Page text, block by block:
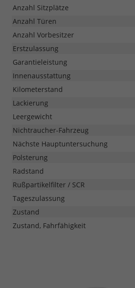
Anzahl Sitzplätze
Anzahl Türen
Anzahl Vorbesitzer
Erstzulassung
Garantieleistung
Innenausstattung
Kilometerstand
Lackierung
Leergewicht
Nichtraucher-Fahrzeug
Nächste Hauptuntersuchung
Polsterung
Radstand
Rußpartikelfilter / SCR
Tageszulassung
Zustand
Zustand, Fahrfähigkeit